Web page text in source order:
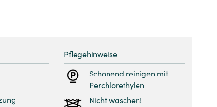
Pflegehinweise
Schonend reinigen mit
Perchlorethylen
Nicht waschen!